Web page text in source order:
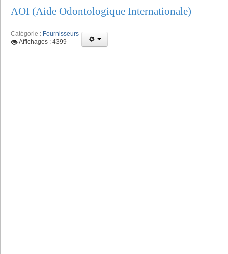
AOI (Aide Odontologique Internationale)
Catégorie : Fournisseurs
Affichages : 4399